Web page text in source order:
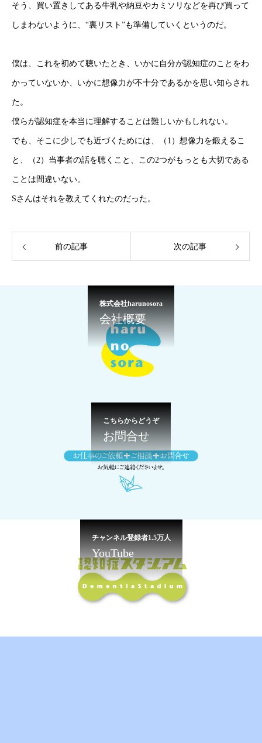
そう、買い置きしてある牛乳や納豆やカミソリなどを再び買って
しまわないように、“裏リスト”も準備していくというのだ。
僕は、これを初めて聴いたとき、いかに自分が認知症のことをわ
かっていないか、いかに想像力が不十分であるかを思い知らされ
た。
僕らが認知症を本当に理解することは難しいかもしれない。
でも、そこに少しでも近づくためには、（1）想像力を鍛えるこ
と、（2）当事者の話を聴くこと、この2つがもっとも大切である
ことは間違いない。
Sさんはそれを教えてくれたのだった。
前の記事 次の記事
株式会社harunosora
会社概要
こちらからどうぞ
お問合せ
チャンネル登録者1.5万人
YouTube